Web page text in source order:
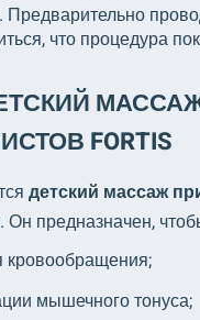
Предварительно
что процедура
FORTIS
детский массаж
Он предназначен,
кровообращения;
мышечного тонуса;